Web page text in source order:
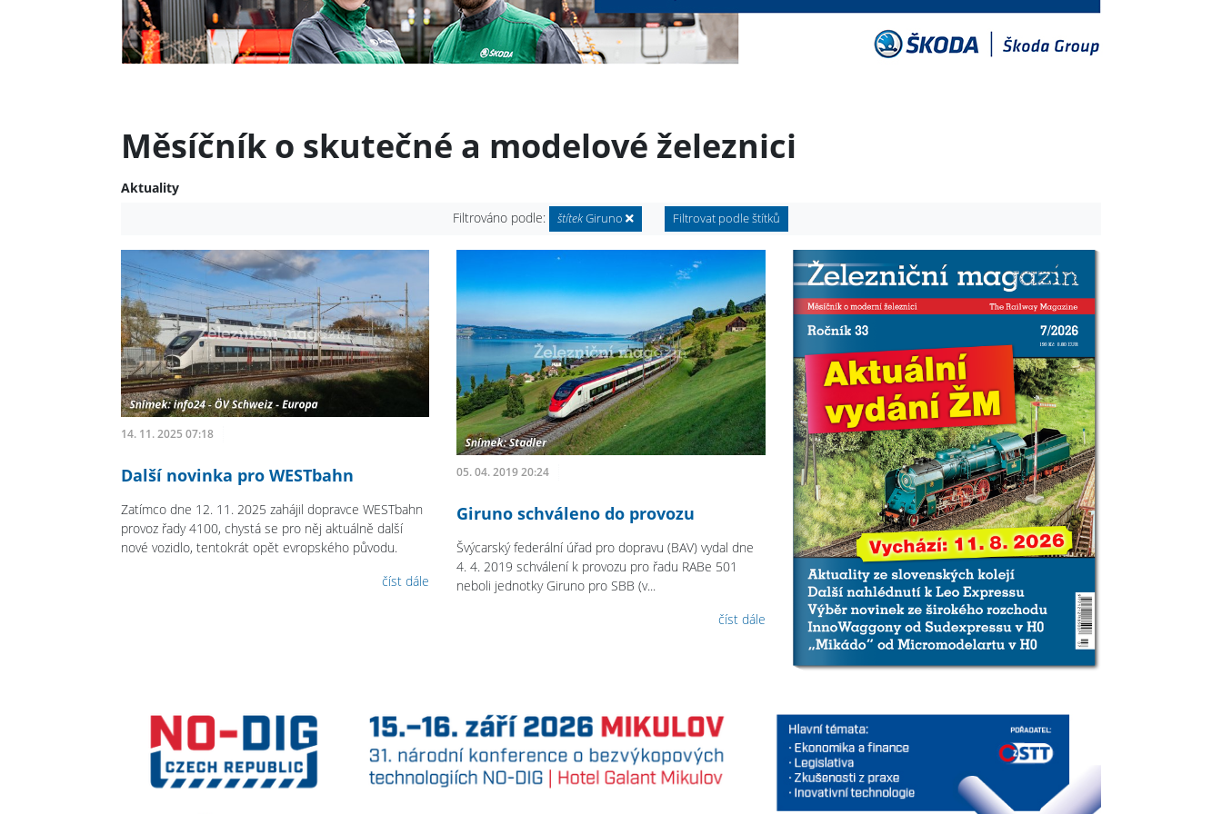
Měsíčník o skutečné a modelové železnici
Aktuality
Filtrováno podle:
štítekGiruno Filtrovat podle štítků
14. 11. 2025 07:18
Další novinka pro WESTbahn
Zatímco dne 12. 11. 2025 zahájil dopravce WESTbahn
provoz řady 4100, chystá se pro něj aktuálně další
nové vozidlo, tentokrát opět evropského původu.
číst dále
05. 04. 2019 20:24
Giruno schváleno do provozu
Švýcarský federální úřad pro dopravu (BAV) vydal dne
4. 4. 2019 schválení k provozu pro řadu RABe 501
neboli jednotky Giruno pro SBB (v...
číst dále